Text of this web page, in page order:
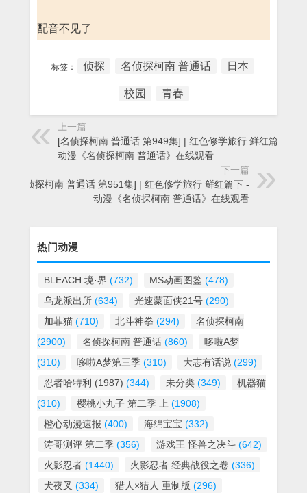
配音不见了
标签： 侦探 名侦探柯南 普通话 日本
校园 青春
上一篇
[名侦探柯南 普通话 第949集] | 红色修学旅行 鲜红篇下 -
动漫《名侦探柯南 普通话》在线观看
下一篇
[名侦探柯南 普通话 第951集] | 红色修学旅行 鲜红篇下 -
动漫《名侦探柯南 普通话》在线观看
热门动漫
BLEACH 境·界 (732) MS动画图鉴 (478)
乌龙派出所 (634) 光速蒙面侠21号 (290)
加菲猫 (710) 北斗神拳 (294)
名侦探柯南
(2900)
名侦探柯南 普通话 (860)
哆啦A梦
(310)
哆啦A梦第三季 (310) 大志有话说 (299)
忍者哈特利 (1987) (344) 未分类 (349)
机器猫
(310)
樱桃小丸子 第二季 上 (1908)
橙心动漫速报 (400) 海绵宝宝 (332)
涛哥测评 第二季 (356) 游戏王 怪兽之决斗 (642)
火影忍者 (1440) 火影忍者 经典战役之卷 (336)
犬夜叉 (334) 猎人×猎人 重制版 (296)